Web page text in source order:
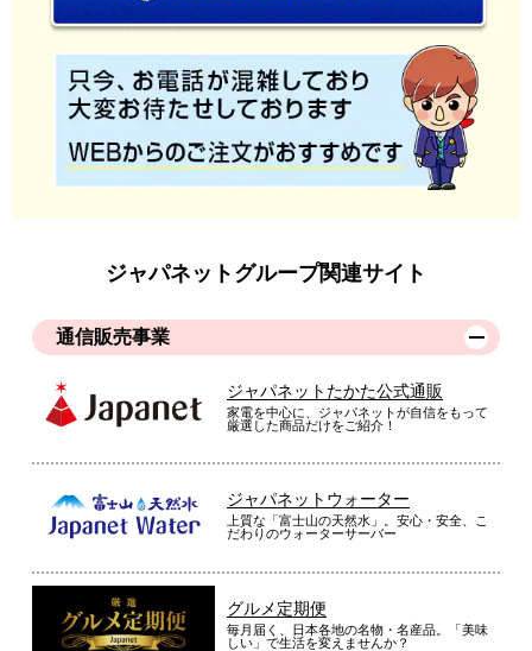
ジャパネットグループ関連サイト
通信販売事業
ジャパネットたかた公式通販
家電を中心に、ジャパネットが自信をもって
厳選した商品だけをご紹介！
ジャパネットウォーター
上質な「富士山の天然水」。安心・安全、こ
だわりのウォーターサーバー
グルメ定期便
毎月届く、日本各地の名物・名産品。「美味
しい」で生活を変えませんか？